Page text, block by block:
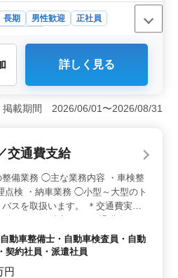
長期 男性歓迎
正社員
求人は、経験豊富な方々にと
の整備経験が求められるた
できます。 ＜柔軟な雇用形
、契約社員、派遣社員の選択
タイルや働き方に合わせて柔
す。 ＜福利厚生と休暇制度
、雇用・労災・健康・厚生が
力的です。これによりメリハ
。
詳しく見る
掲載期間 2026/06/01〜2026/08/31
交通費支給
整備業務 ◯主な業務内容 ・車検整
点検 ・納車業務 ◯小型～大型のト
バスを取扱います。 ＊交通費実費
重ねた経験を当社でも活かせま
トラック整備を担当できるベテラ
動車整備士・自動車検査員・自動
契約社員・派遣社員
円